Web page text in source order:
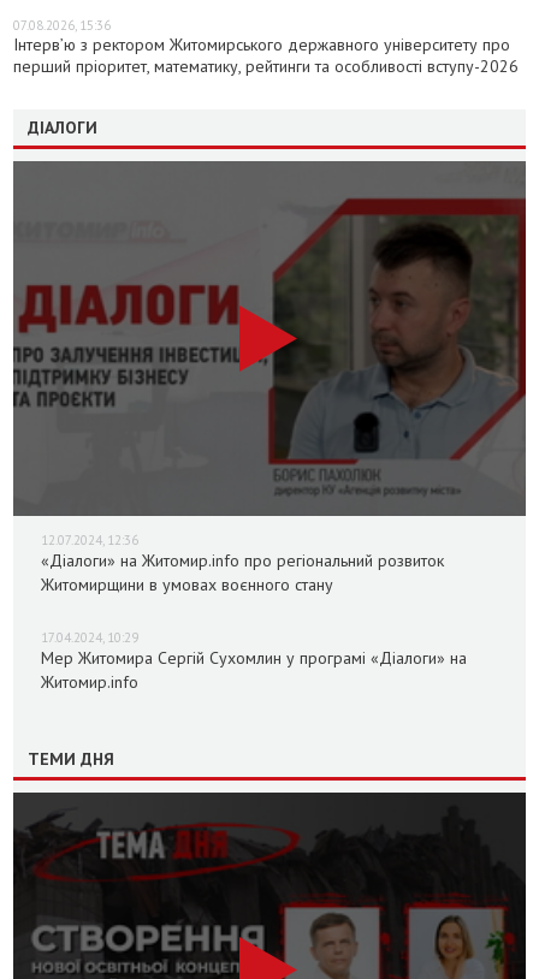
07.08.2026, 15:36
Інтерв’ю з ректором Житомирського державного університету про
перший пріоритет, математику, рейтинги та особливості вступу-2026
ДІАЛОГИ
12.07.2024, 12:36
«Діалоги» на Житомир.info про регіональний розвиток
Житомирщини в умовах воєнного стану
17.04.2024, 10:29
Мер Житомира Сергій Сухомлин у програмі «Діалоги» на
Житомир.info
ТЕМИ ДНЯ